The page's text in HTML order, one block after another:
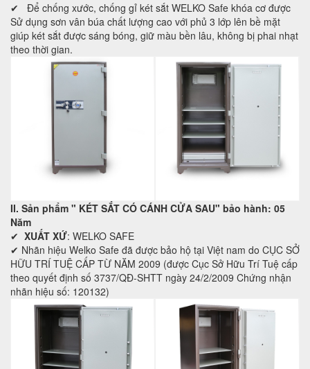
✔ Để chống xước, chống gỉ két sắt WELKO Safe khóa cơ được
Sử dụng sơn vân búa chất lượng cao với phủ 3 lớp lên bề mặt
giúp két sắt được sáng bóng, giữ màu bền lâu, không bị phai nhạt
theo thời gian.
II. Sản phẩm " KÉT SẮT CÓ CÁNH CỬA SAU" bảo hành: 05
Năm
✔ XUẤT XỨ: WELKO SAFE
✔ Nhãn hiệu Welko Safe đã được bảo hộ tại Việt nam do CỤC SỞ
HỮU TRÍ TUỆ CẤP TỪ NĂM 2009 (được Cục Sở Hữu Trí Tuệ cấp
theo quyết định số 3737/QĐ-SHTT ngày 24/2/2009 Chứng nhận
nhãn hiệu số: 120132)